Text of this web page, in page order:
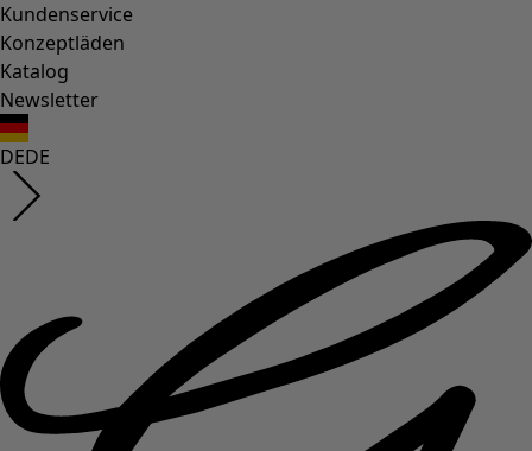
Kundenservice
Konzeptläden
Katalog
Newsletter
DEDE